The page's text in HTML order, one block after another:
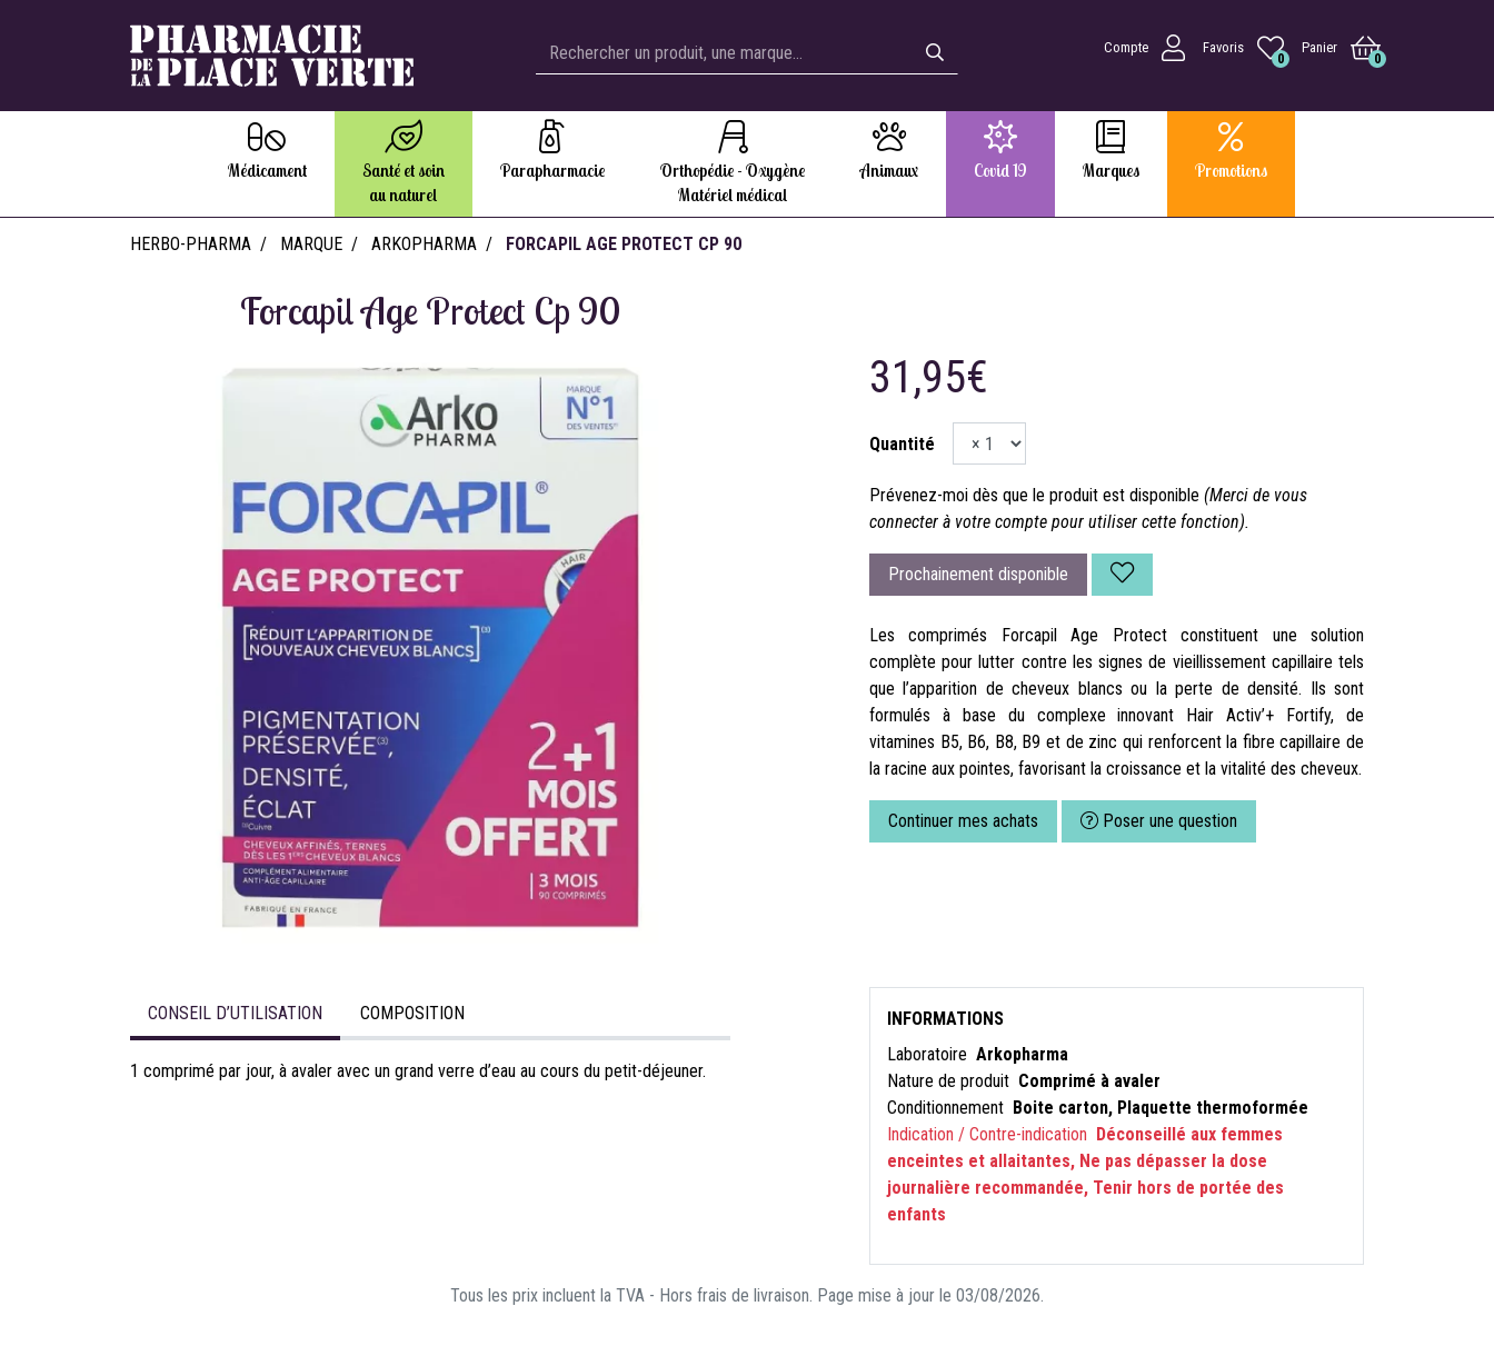
Compte Favoris
0
Panier
0
Médicament
Santé et soin
au naturel
Parapharmacie
Orthopédie - Oxygène
Matériel médical
Animaux Covid 19 Marques Promotions
HERBO-PHARMA MARQUE ARKOPHARMA FORCAPIL AGE PROTECT CP 90
Forcapil Age Protect Cp 90
31,95€
Quantité
Prévenez-moi dès que le produit est disponible (Merci de vous
connecter à votre compte pour utiliser cette fonction).
Prochainement disponible
Les comprimés Forcapil Age Protect constituent une solution
complète pour lutter contre les signes de vieillissement capillaire tels
que l’apparition de cheveux blancs ou la perte de densité. Ils sont
formulés à base du complexe innovant Hair Activ’+ Fortify, de
vitamines B5, B6, B8, B9 et de zinc qui renforcent la fibre capillaire de
la racine aux pointes, favorisant la croissance et la vitalité des cheveux.
Continuer mes achats Poser une question
CONSEIL D’UTILISATION COMPOSITION
1 comprimé par jour, à avaler avec un grand verre d’eau au cours du petit-déjeuner.
INFORMATIONS
Laboratoire Arkopharma
Nature de produit Comprimé à avaler
Conditionnement Boite carton, Plaquette thermoformée
Indication / Contre-indication Déconseillé aux femmes
enceintes et allaitantes, Ne pas dépasser la dose
journalière recommandée, Tenir hors de portée des
enfants
Tous les prix incluent la TVA - Hors frais de livraison. Page mise à jour le 03/08/2026.